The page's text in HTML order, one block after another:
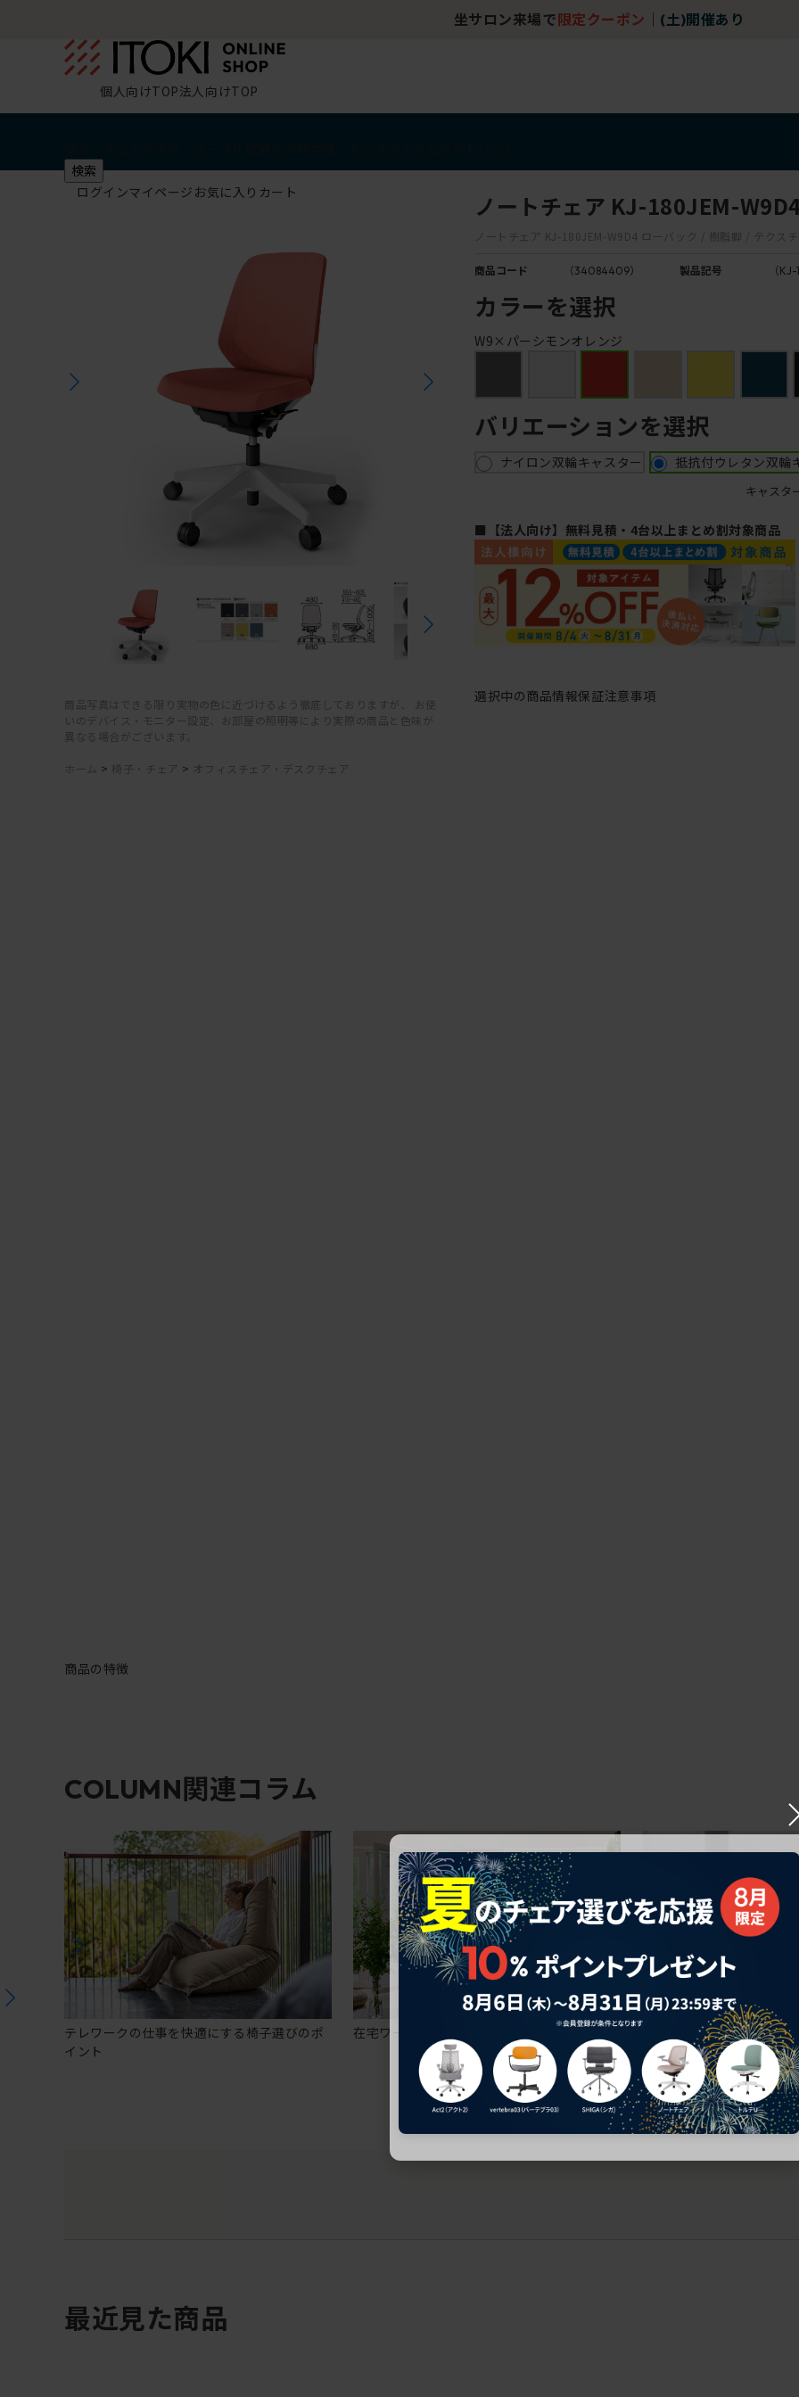
坐サロン来場で 限定クーポン (土)開催あり
個人向けTOP法人向けTOP
検索
ログインマイページ お気に入り カート
商品写真はできる限り実物の色に近づけるよう徹底しておりますが、 お使
いのデバイス・モニター設定、お部屋の照明等により実際の商品と色味が
異なる場合がございます。
ホーム > 椅子・チェア > オフィスチェア・デスクチェア
ノートチェア KJ-180JEM-
ノートチェア KJ-180JEM-W9D4 ローバック / 樹脂脚 / テクス
商品コード （34084409） 製品記号 （
カラーを選択
W9×パーシモンオレンジ
バリエーションを選択
ナイロン双輪キャスター 抵抗付ウレタン双輪
キャスタ
■【法人向け】無料見積・4台以上まとめ割対象商品
選択中の商品情報保証注意事項
商品の特徴
COLUMN関連コラム
テレワークの仕事を快適にする椅子選びのポ
イント
在宅ワークにおすすめのオフィスチェア5選
椅子に座っているのに疲
疲れにくいチェアの選び方
最近見た商品